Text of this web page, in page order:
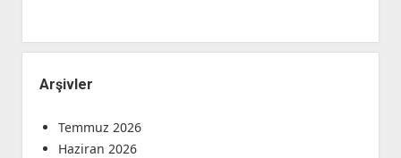
Arşivler
Temmuz 2026
Haziran 2026